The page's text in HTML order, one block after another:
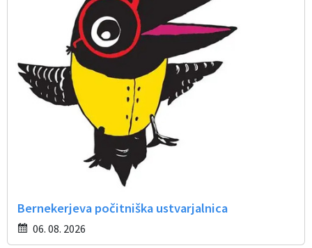
Bernekerjeva počitniška ustvarjalnica
06. 08. 2026